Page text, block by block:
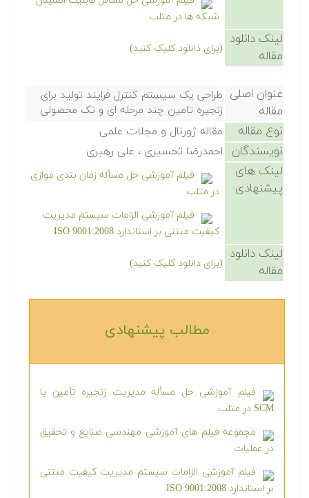
شبکه ها در متلب
لینک دانلود
مقاله
(برای دانلود کلیک کنید)
عنوان اصلی
مقاله
طراحی یک سیستم کنترل فراِیند تولید برای
زنجیره تامین چند مرحله ای و تک محصولی
نوع مقاله مقاله ژورنال و مجلات علمی
نویسندگان احمدرضا تحسیری ، علی رهبری
لینک های
پیشنهادی
فیلم آموزشی حل مسأله زمان بندی موازی
در متلب
فیلم آموزشی الزامات سیستم مدیریت
کیفیت مبتنی بر استاندارد ISO 9001:2008
لینک دانلود
مقاله
(برای دانلود کلیک کنید)
مطالب پیشنهادی‎
فیلم آموزشی حل مسأله مدیریت زنجیره تأمین یا
SCM در متلب
مجموعه فیلم های آموزشی مهندسی صنایع و تحقیق
در عملیات
فیلم آموزشی الزامات سیستم مدیریت کیفیت مبتنی
بر استاندارد ISO 9001:2008